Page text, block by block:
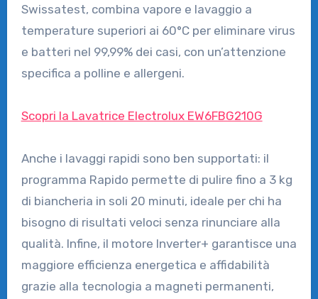
Swissatest, combina vapore e lavaggio a
temperature superiori ai 60°C per eliminare virus
e batteri nel 99,99% dei casi, con un’attenzione
specifica a polline e allergeni.
Scopri la Lavatrice Electrolux EW6FBG210G
Anche i lavaggi rapidi sono ben supportati: il
programma Rapido permette di pulire fino a 3 kg
di biancheria in soli 20 minuti, ideale per chi ha
bisogno di risultati veloci senza rinunciare alla
qualità. Infine, il motore Inverter+ garantisce una
maggiore efficienza energetica e affidabilità
grazie alla tecnologia a magneti permanenti,